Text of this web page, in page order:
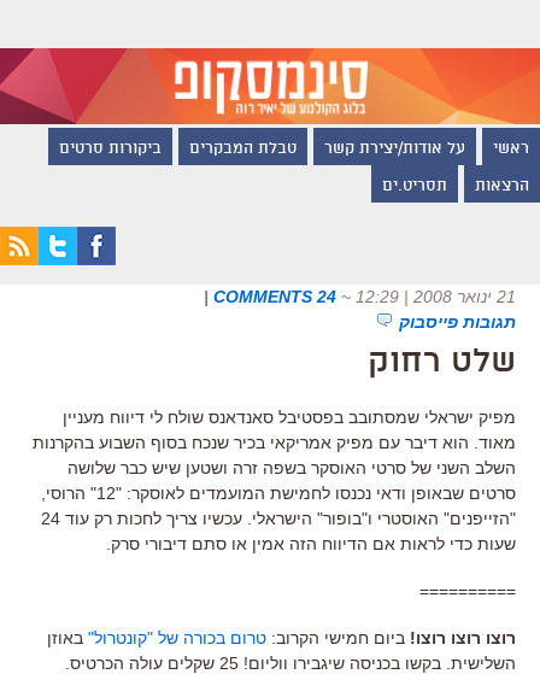
ראשי על אודות/יצירת קשר טבלת המבקרים ביקורות סרטים
הרצאות תסריט.ים
21 ינואר 2008 | 12:29 ~
24 COMMENTS
|
תגובות פייסבוק
שלט רחוק
מפיק ישראלי שמסתובב בפסטיבל סאנדאנס שולח לי דיווח מעניין
מאוד. הוא דיבר עם מפיק אמריקאי בכיר שנכח בסוף השבוע בהקרנות
השלב השני של סרטי האוסקר בשפה זרה ושטען שיש כבר שלושה
סרטים שבאופן ודאי נכנסו לחמישת המועמדים לאוסקר: "12" הרוסי,
"הזייפנים" האוסטרי ו"בופור" הישראלי. עכשיו צריך לחכות רק עוד 24
שעות כדי לראות אם הדיווח הזה אמין או סתם דיבורי סרק.
==========
רוצו רוצו רוצו! ביום חמישי הקרוב: טרום בכורה של "קונטרול" באוזן
השלישית. בקשו בכניסה שיגבירו ווליום! 25 שקלים עולה הכרטיס.